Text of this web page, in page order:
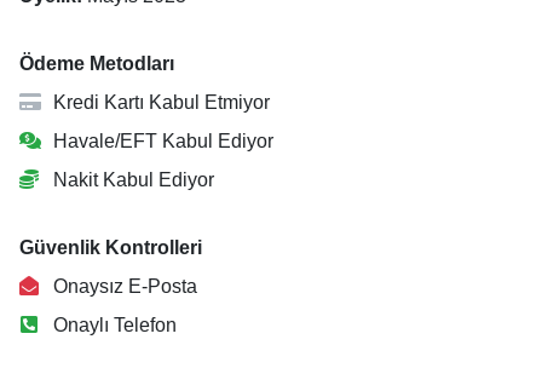
Ödeme Metodları
Kredi Kartı Kabul Etmiyor
Havale/EFT Kabul Ediyor
Nakit Kabul Ediyor
Güvenlik Kontrolleri
Onaysız E-Posta
Onaylı Telefon